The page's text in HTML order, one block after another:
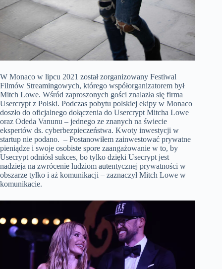
W Monaco w lipcu 2021 został zorganizowany Festiwal
Filmów Streamingowych, którego współorganizatorem był
Mitch Lowe. Wśród zaproszonych gości znalazła się firma
Usercrypt z Polski. Podczas pobytu polskiej ekipy w Monaco
doszło do oficjalnego dołączenia do Usercrypt Mitcha Lowe
oraz Odeda Vanunu – jednego ze znanych na świecie
ekspertów ds. cyberbezpieczeństwa. Kwoty inwestycji w
startup nie podano. – Postanowiłem zainwestować prywatne
pieniądze i swoje osobiste spore zaangażowanie w to, by
Usecrypt odniósł sukces, bo tylko dzięki Usecrypt jest
nadzieja na zwrócenie ludziom autentycznej prywatności w
obszarze tylko i aż komunikacji – zaznaczył Mitch Lowe w
komunikacie.